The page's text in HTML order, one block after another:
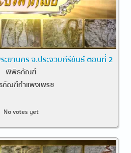
ะยานคร จ.ประจวบคีรีขันธ์ ตอนที่ 2
พิพิธภัณฑ์
ณฑ์กำแพงเพรช
No votes yet